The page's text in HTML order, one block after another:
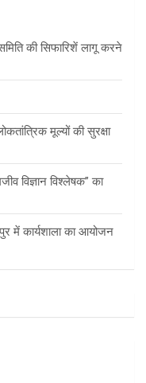
की सिफारिशें लागू करने
मूल्यों की सुरक्षा
विज्ञान विश्लेषक” का
में कार्यशाला का आयोजन